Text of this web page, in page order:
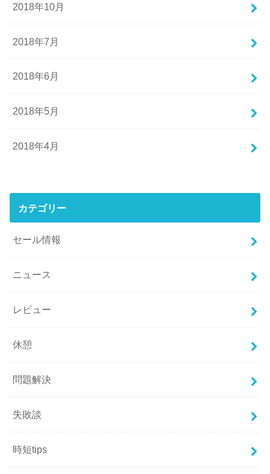
2018年10月
2018年7月
2018年6月
2018年5月
2018年4月
カテゴリー
セール情報
ニュース
レビュー
休憩
問題解決
失敗談
時短tips